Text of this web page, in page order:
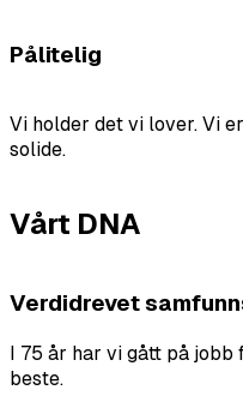
Pålitelig
Vi holder det vi lover. Vi
solide.
Vårt DNA
Verdidrevet
I 75 år har vi gått på jobb
beste.